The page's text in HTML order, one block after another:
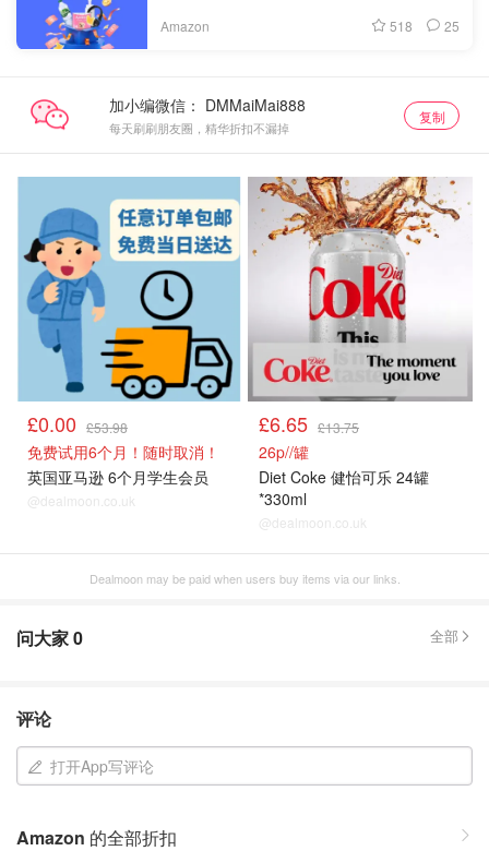
Amazon 518 25
加小编微信：
每天刷刷朋友圈，精华折扣不漏掉
复制
£0.00 £53.98
免费试用6个月！随时取消！
英国亚马逊 6个月学生会员
@dealmoon.co.uk
£6.65 £13.75
26p//罐
Diet Coke 健怡可乐 24罐
*330ml
@dealmoon.co.uk
Dealmoon may be paid when users buy items via our links.
问大家0 全部
评论
打开App写评论
Amazon 的全部折扣